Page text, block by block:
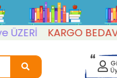
KARGO BEDAVA